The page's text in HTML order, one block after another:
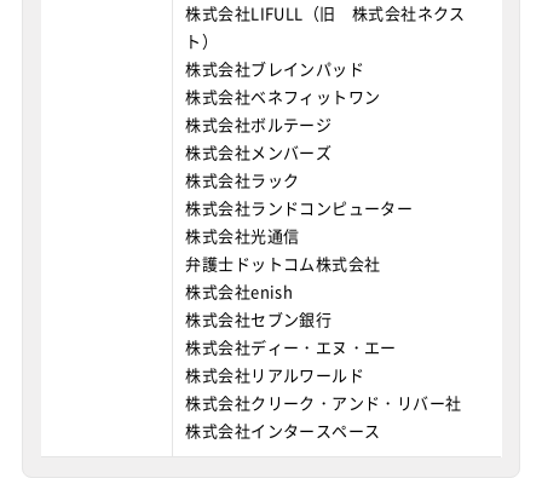
株式会社LIFULL（旧 株式会社ネクス
ト）
株式会社ブレインパッド
株式会社ベネフィットワン
株式会社ボルテージ
株式会社メンバーズ
株式会社ラック
株式会社ランドコンピューター
株式会社光通信
弁護士ドットコム株式会社
株式会社enish
株式会社セブン銀行
株式会社ディー・エヌ・エー
株式会社リアルワールド
株式会社クリーク・アンド・リバー社
株式会社インタースペース